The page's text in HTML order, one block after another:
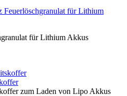
für Lithium
für Lithium Akkus
zum Laden von Lipo Akkus